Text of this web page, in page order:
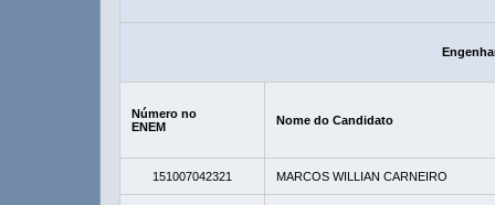
Número no
ENEM
Nome do Candidato
151007042321 MARCOS WILLIAN CARNEIRO